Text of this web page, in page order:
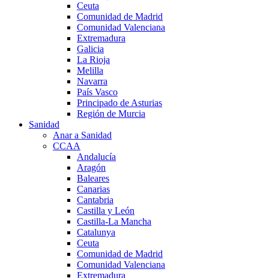
Ceuta
Comunidad de Madrid
Comunidad Valenciana
Extremadura
Galicia
La Rioja
Melilla
Navarra
País Vasco
Principado de Asturias
Región de Murcia
Sanidad
Anar a Sanidad
CCAA
Andalucía
Aragón
Baleares
Canarias
Cantabria
Castilla y León
Castilla-La Mancha
Catalunya
Ceuta
Comunidad de Madrid
Comunidad Valenciana
Extremadura